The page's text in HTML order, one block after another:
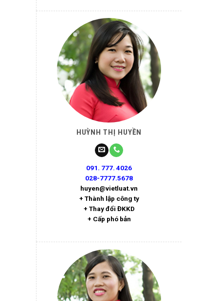
HUỲNH THỊ HUYỀN
091. 777. 4026
028-7777.5678
huyen@vietluat.vn
+ Thành lập công ty
+ Thay đổi ĐKKD
+ Cấp phó bản